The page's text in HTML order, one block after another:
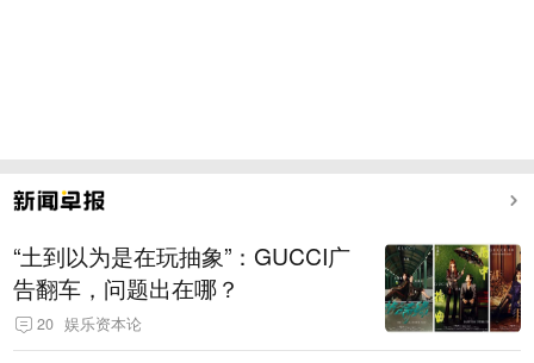
“土到以为是在玩抽象”：GUCCI广
告翻车，问题出在哪？
20 娱乐资本论